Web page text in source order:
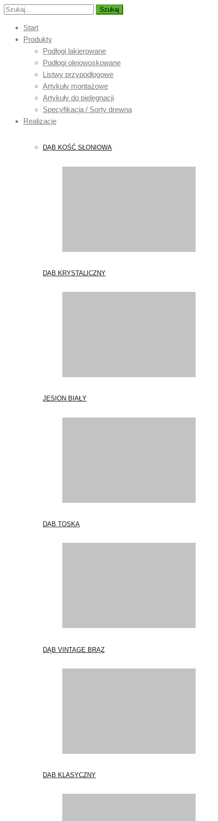
Szukaj
Start
Produkty
Podłogi lakierowane
Podłogi olejowoskowane
Listwy przypodłogowe
Artykuły montażowe
Artykuły do pielęgnacji
Specyfikacja / Sorty drewna
Realizacje
DĄB KOŚĆ SŁONIOWA
DĄB KRYSTALICZNY
JESION BIAŁY
DĄB TOSKA
DĄB VINTAGE BRĄZ
DĄB KLASYCZNY